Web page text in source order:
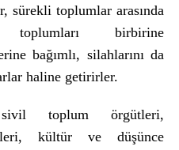
sürekli toplumlar arasında
birbirine
bağımlı, silahlarını da
haline getirirler.
toplum örgütleri,
kültür ve düşünce